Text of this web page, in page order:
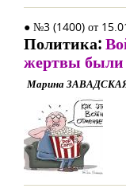
● №3 (1400) от
Политика:
жертвы были
Марина